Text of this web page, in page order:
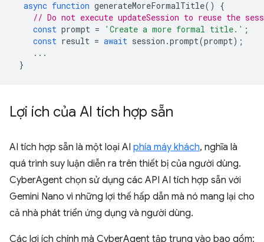
async function generateMoreFormalTitle()
{
// Do not execute updateSession to reuse the
const prompt = 'Create a more formal title.' ;
const result = await session .prompt(prompt);
...
}
Lợi ích của AI tích hợp sẵn
AI tích hợp sẵn là một loại AI phía máy khách, nghĩa là
quá trình suy luận diễn ra trên thiết bị của người dùng.
CyberAgent chọn sử dụng các API AI tích hợp sẵn với
Gemini Nano vì những lợi thế hấp dẫn mà nó mang lại cho
cả nhà phát triển ứng dụng và người dùng.
Các lợi ích chính mà CyberAgent tập trung vào bao gồm: